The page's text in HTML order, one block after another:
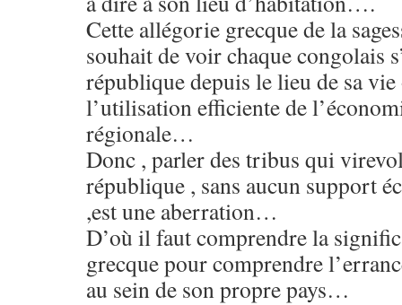
Cette allégorie grecque de la
souhait de voir chaque congolais
république depuis le lieu de sa
l’utilisation efficiente de
régionale…
Donc , parler des tribus qui
république , sans aucun support
,est une aberration…
D’où il faut comprendre la
grecque pour comprendre
au sein de son propre pays…